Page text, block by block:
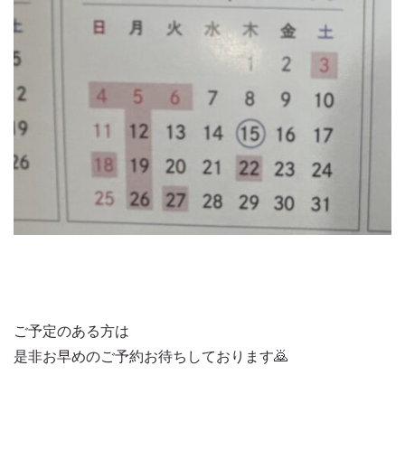
ご予定のある方は
是非お早めのご予約お待ちしております🙇